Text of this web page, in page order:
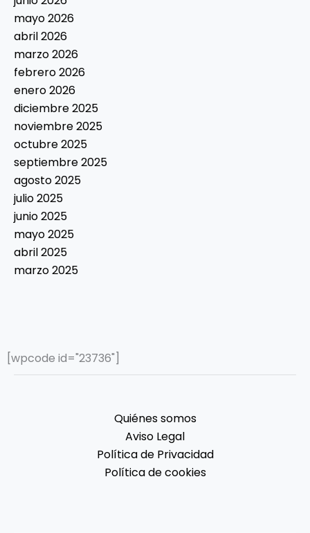
mayo 2026
abril 2026
marzo 2026
febrero 2026
enero 2026
diciembre 2025
noviembre 2025
octubre 2025
septiembre 2025
agosto 2025
julio 2025
junio 2025
mayo 2025
abril 2025
marzo 2025
[wpcode id="23736"]
Quiénes somos
Aviso Legal
Política de Privacidad
Política de cookies